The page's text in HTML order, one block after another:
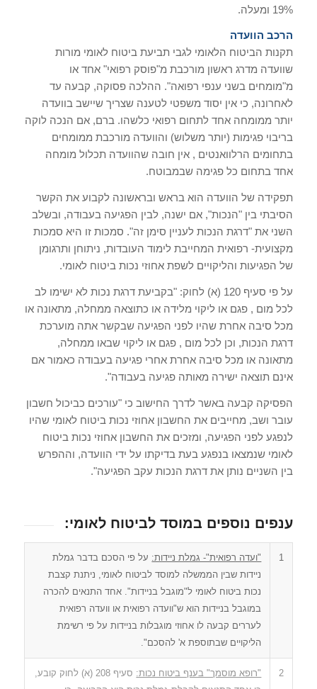
19% ומעלה.
הרכב הוועדה
תקנות הביטוח הלאומי לגבי תביעת ביטוח לאומי מורות
שוועדה מדרג ראשון מורכבת מ"פוסק רפואי" אחד או
מ"מומחים בשני ענפי רפואה". ההלכה פסוקה, קבעה עד
לאחרונה, כי אין יסוד משפטי לטענה שצריך שיישב בוועדה
יותר ממומחה אחד לתחום רפואי כלשהו. ברם, אם הנכה לוקה
בריבוי פגימות (יותר משלוש) והוועדה מורכבת ממומחים
בתחומים הרלוואנטים , אין חובה שהוועדה תכלול מומחה
אחד בתחום כל פגימה שבמבוטח.
תפקידה של הוועדה הוא בראש ובראשונה לקבוע את הקשר
הסיבתי בין "הנכות", אם ישנה, לבין הפגיעה בעבודה, ובשלב
השני את "דרגת הנכות לעניין סימן זה". סמכות זו היא סמכות
מקצועית- רפואית המחייבת לימוד העובדות, ניתוחן ותרגומן
של הפגיעות והליקויים לשפת אחוזי נכות ביטוח לאומי.
על פי סעיף 120 (א) לחוק: "בקביעת דרגת נכות לא ישימו לב
לכל מום , פגם או ליקוי מלידה או כתוצאה ממחלה, מתאונה או
מכל סיבה אחרת שהיו לפני הפגיעה שבקשר אתה מוערכת
דרגת הנכות, וכן לכל מום , פגם או ליקוי שבאו ממחלה,
מתאונה או מכל סיבה אחרת אחרי פגיעה בעבודה כאמור אם
אינם תוצאה ישירה מאותה פגיעה בעבודה".
הפסיקה קבעה באשר לדרך החישוב כי "עורכים כביכול חשבון
עובר ושב, מחייבים את החשבון אחוזי נכות ביטוח לאומי שהיו
לנפגע לפני הפגיעה, ומזכים את החשבון אחוזי נכות ביטוח
לאומי שנמצאו בנפגע בעת בדיקתו על ידי הוועדה, וההפרש
בין השניים נותן את דרגת הנכות עקב הפגיעה".
ענפים נוספים במוסד לביטוח לאומי:
1 "ועדה רפואית"- גמלת ניידות: על פי הסכם בדבר גמלת
ניידות שבין הממשלה למוסד לביטוח לאומי, ניתנת קצבת
נכות ביטוח לאומי ל"מוגבל בניידות". אחד התנאים להכרה
במוגבל בניידות הוא ש"וועדה רפואית או וועדה רפואית
לעררים קבעה לו אחוזי מוגבלות בניידות על פי רשימת
הליקויים שבתוספת א' להסכם".
2 "רופא מוסמך" בענף ביטוח נכות:
סעיף 208 (א) לחוק קובע,